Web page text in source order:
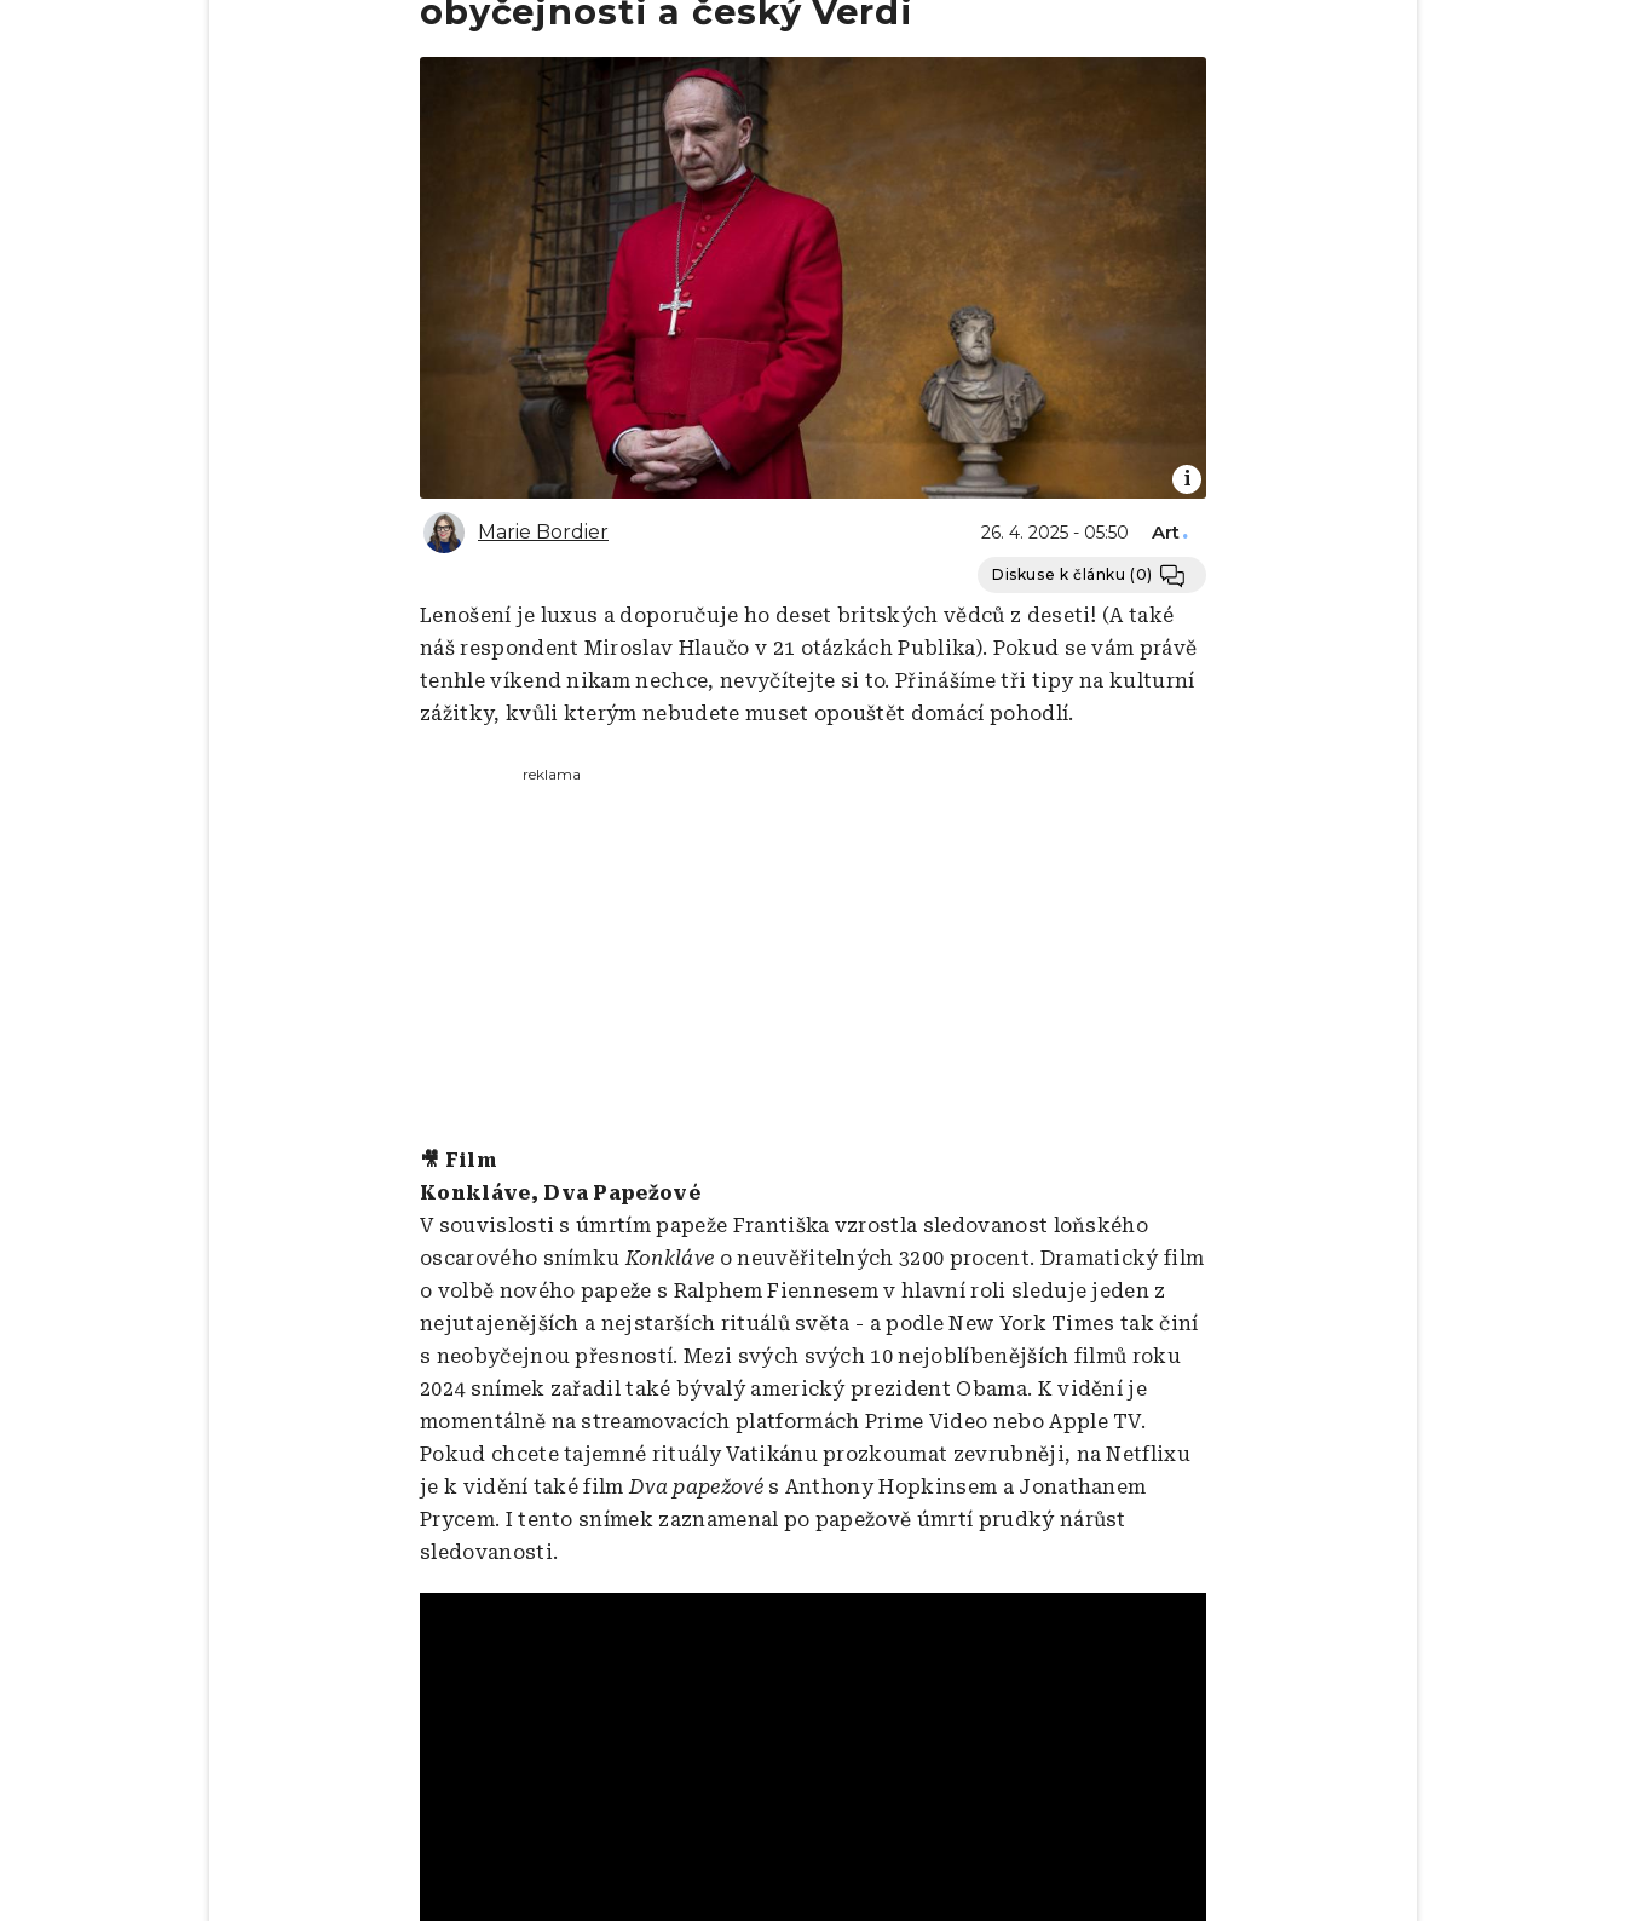
obyčejnosti a český Verdi
Obrázek
Marie Bordier 26. 4. 2025 - 05:50 Art
Diskuse k článku(0)
Lenošení je luxus a doporučuje ho deset britských vědců z deseti! (A také
náš respondent Miroslav Hlaučo v 21 otázkách Publika). Pokud se vám právě
tenhle víkend nikam nechce, nevyčítejte si to. Přinášíme tři tipy na kulturní
zážitky, kvůli kterým nebudete muset opouštět domácí pohodlí.
reklama
🎥 Film
Konkláve, Dva Papežové
V souvislosti s úmrtím papeže Františka vzrostla sledovanost loňského
oscarového snímkuKonkláve o neuvěřitelných 3200 procent. Dramatický film
o volbě nového papeže s Ralphem Fiennesem v hlavní roli sleduje jeden z
nejutajenějších a nejstarších rituálů světa - a podle New York Times tak činí
s neobyčejnou přesností. Mezi svých svých 10 nejoblíbenějších filmů roku
2024 snímek zařadil také bývalý americký prezident Obama. K vidění je
momentálně na streamovacích platformách Prime Video nebo Apple TV.
Pokud chcete tajemné rituály Vatikánu prozkoumat zevrubněji, na Netflixu
je k vidění také filmDva papežovés Anthony Hopkinsem a Jonathanem
Prycem. I tento snímek zaznamenal po papežově úmrtí prudký nárůst
sledovanosti.